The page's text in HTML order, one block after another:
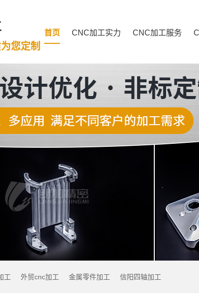
您定制
首页 CNC加工实力 CNC加工服务
工 外贸cnc加工 金属零件加工 信阳四轴加工